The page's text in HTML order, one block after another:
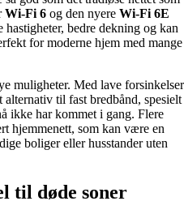
Wi-Fi 6 og den nyere Wi-Fi 6E
bedre dekning og kan
for moderne hjem med mange
muligheter. Med lave forsinkelser
til fast bredbånd, spesielt
ikke har kommet i gang. Flere
hjemmenett, som kan være en
boliger eller husstander uten
til døde soner